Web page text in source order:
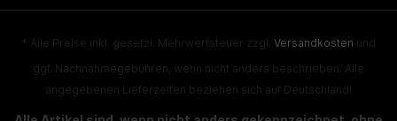
* Alle Preise inkl. gesetzl. Mehrwertsteuer zzgl. Versandkosten und
ggf. Nachnahmegebühren, wenn nicht anders beschrieben. Alle
angegebenen Lieferzeiten beziehen sich auf Deutschland!